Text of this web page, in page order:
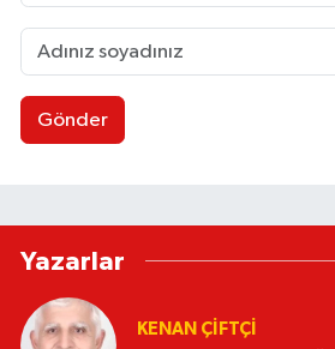
Gönder
Yazarlar
KENAN ÇİFTÇİ